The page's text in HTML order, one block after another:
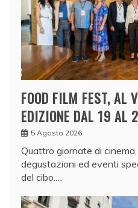
FOOD FILM FEST, AL
EDIZIONE DAL 19 AL
5 Agosto 2026
Quattro giornate di
degustazioni ed eventi
del cibo.…